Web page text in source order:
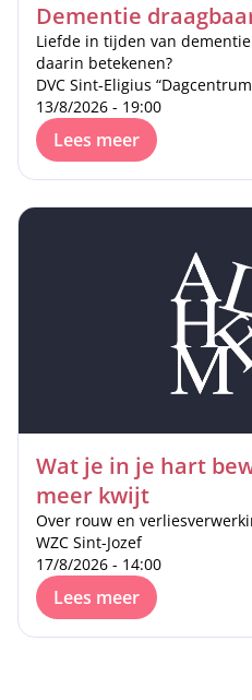
Dementie
Liefde in tijden van
daarin betekenen?
DVC Sint-Eligius
13/8/2026 - 19:00
Lees meer
Wat je in je hart
meer kwijt
Over rouw en
WZC Sint-Jozef
17/8/2026 - 14:00
Lees meer